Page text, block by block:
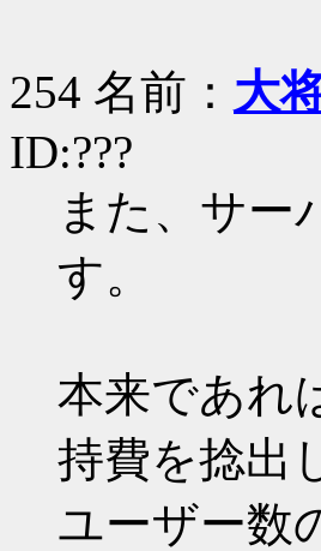
254 名前： 大
ID:???
また、サー
す。
本来であれ
持費を捻出
ユーザー数